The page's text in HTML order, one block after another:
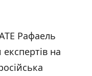
Рафаель
на